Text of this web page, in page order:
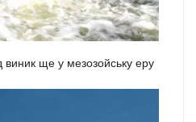
ще у мезозойську еру